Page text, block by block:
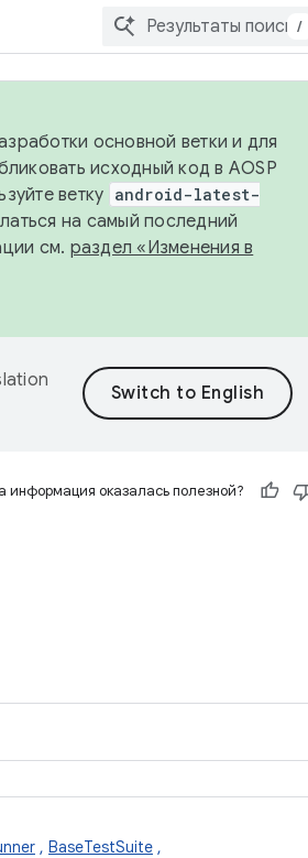
/
основной ветки и для
исходный код в AOSP
ветку android-latest-
на самый последний
см. раздел «Изменения в
информация оказалась полезной?
, BaseTestSuite ,